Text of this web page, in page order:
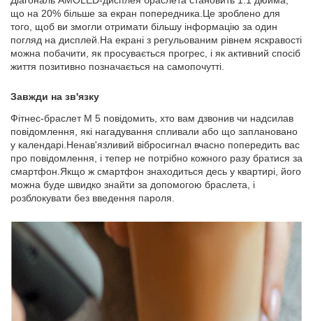
що на 20% більше за екран попередника.Це зроблено для
того, щоб ви змогли отримати більшу інформацію за один
погляд на дисплей.На екрані з регульованим рівнем яскравості
можна побачити, як просувається прогрес, і як активний спосіб
життя позитивно позначається на самопочутті.
Завжди на зв'язку
Фітнес-браслет M 5 повідомить, хто вам дзвонив чи надсилав
повідомлення, які нагадування спливали або що заплановано
у календарі.Ненав'язливий вібросигнал вчасно попередить вас
про повідомлення, і тепер не потрібно кожного разу братися за
смартфон.Якщо ж смартфон знаходиться десь у квартирі, його
можна буде швидко знайти за допомогою браслета, і
розблокувати без введення пароля.